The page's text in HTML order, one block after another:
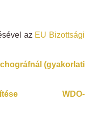
az EU Bizottsági
(gyakorlati
WDO-